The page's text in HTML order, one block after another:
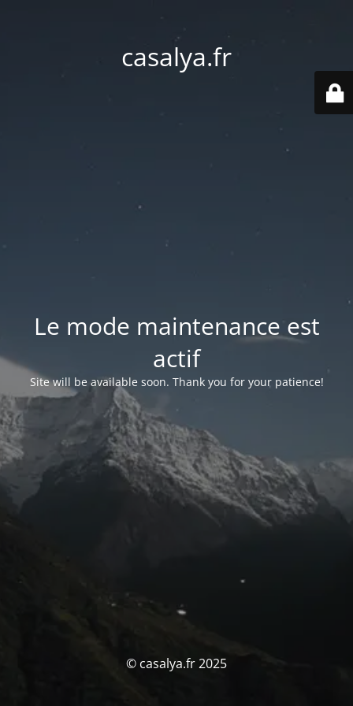
casalya.fr
Le mode maintenance est
actif
Site will be available soon. Thank you for your patience!
© casalya.fr 2025